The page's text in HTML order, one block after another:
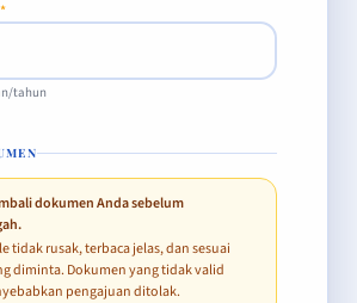
*
tahun
dokumen Anda sebelum
tidak rusak, terbaca jelas, dan sesuai
diminta. Dokumen yang tidak valid
pengajuan ditolak.